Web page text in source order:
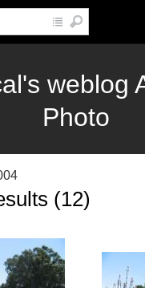
weblog
Photo
(12)